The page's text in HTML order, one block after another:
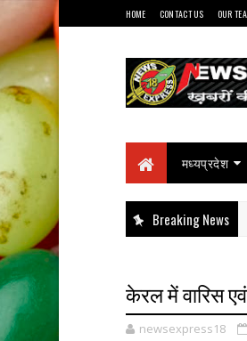
HOME CONTACT US OUR
मध्यप्रदेश
Breaking News
केरल में वारिस
newsexpress18